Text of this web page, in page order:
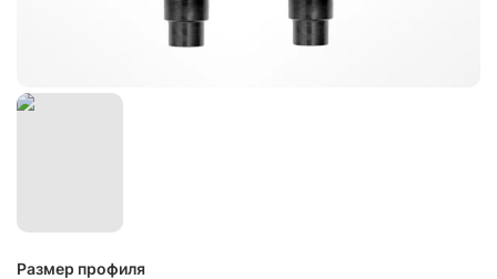
Размер профиля